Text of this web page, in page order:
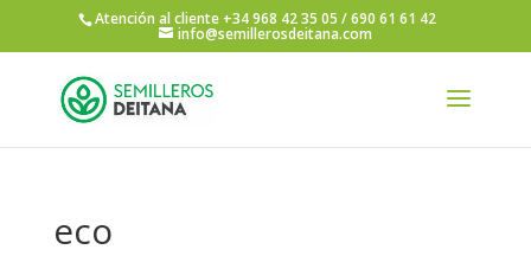
Atención al cliente +34 968 42 35 05 / 690 61 61 42
info@semillerosdeitana.com
eco